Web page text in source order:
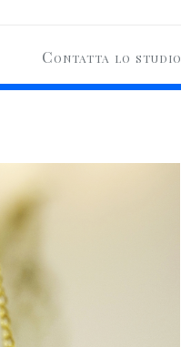
Contatta lo studio